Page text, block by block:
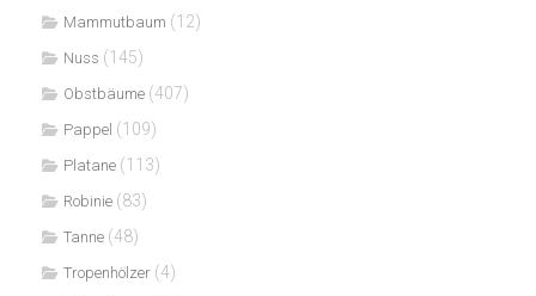
Mammutbaum (12)
Nuss (145)
Obstbäume (407)
Pappel (109)
Platane (113)
Robinie (83)
Tanne (48)
Tropenhölzer (4)